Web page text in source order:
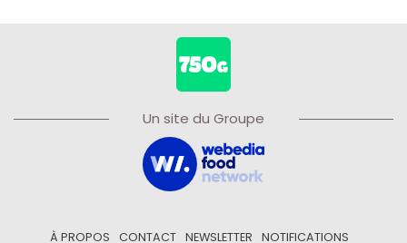
Un site du Groupe
À PROPOS CONTACT NEWSLETTER NOTIFICATIONS